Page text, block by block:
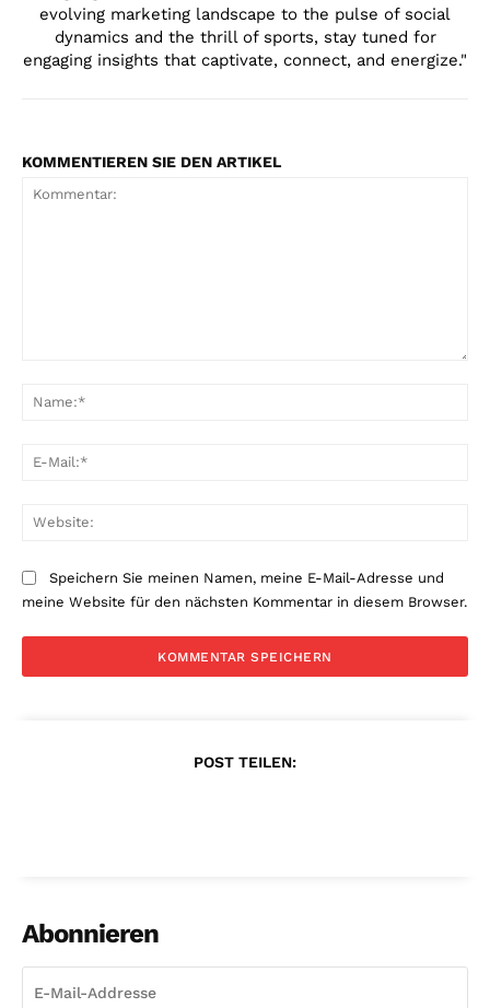
evolving marketing landscape to the pulse of social
dynamics and the thrill of sports, stay tuned for
engaging insights that captivate, connect, and energize."
KOMMENTIEREN SIE DEN ARTIKEL
Speichern Sie meinen Namen, meine E-Mail-Adresse und
meine Website für den nächsten Kommentar in diesem Browser.
POST TEILEN:
Abonnieren